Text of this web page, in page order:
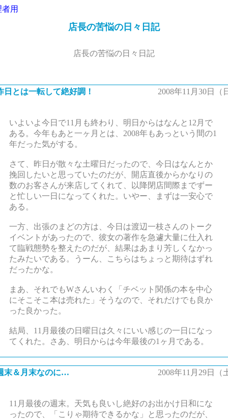
用
店長の苦悩の日々日記
店長の苦悩の日々日記
日とは一転して絶好調！ 2008年11月30日（
いよいよ今日で11月も終わり、明日からはなんと12月で
ある。今年もあと一ヶ月とは、2008年もあっという間の1
年だった気がする。
さて、昨日が散々な土曜日だったので、今日はなんとか
挽回したいと思っていたのだが、開店直後からかなりの
数のお客さんが来店してくれて、以降閉店間際までずー
と忙しい一日になってくれた。いやー、まずは一安心で
ある。
一方、出張のまどの方は、今日は渡辺一枝さんのトーク
イベントがあったので、彼女の著作を急遽大量に仕入れ
て臨戦態勢を整えたのだが、結果はあまり芳しくなかっ
たみたいである。うーん、こちらはちょっと期待はずれ
だったかな。
まあ、それでもWさんいわく「チベット関係の本を中心
にそこそこ本は売れた」そうなので、それだけでも良か
った良かった。
結局、11月最後の日曜日は久々にいい感じの一日になっ
てくれた。さあ、明日からは今年最後の1ヶ月である。
末＆月末なのに… 2008年11月29日（
11月最後の週末。天気も良いし絶好のお出かけ日和にな
ったので、「こりゃ期待できるかな」と思ったのだが、